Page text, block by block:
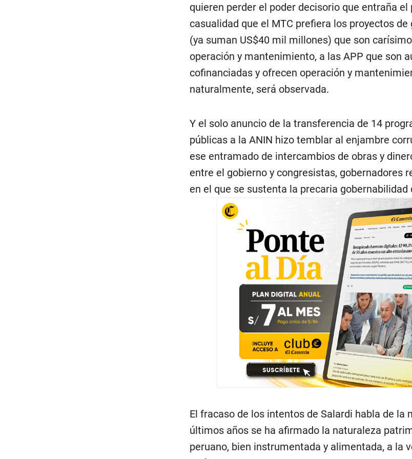
quieren perder el poder decisorio que entraña el
casualidad que el MTC prefiera los proyectos
(ya suman US$40 mil millones) que son
operación y mantenimiento, a las APP que son
cofinanciadas y ofrecen operación y
naturalmente, será observada.
Y el solo anuncio de la transferencia de 14
públicas a la ANIN hizo temblar al enjambre
ese entramado de intercambios de obras y
entre el gobierno y congresistas, gobernadores
en el que se sustenta la precaria gobernabilidad
El fracaso de los intentos de Salardi habla de la
últimos años se ha afirmado la naturaleza
peruano, bien instrumentada y alimentada, a la